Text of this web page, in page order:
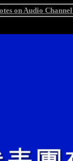
on Audio Channel